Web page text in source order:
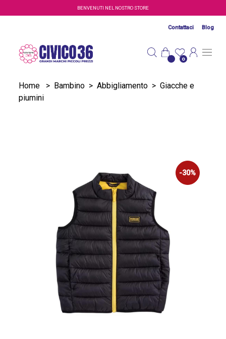
Salta al contenuto principaleBENVENUTI NEL NOSTRO STORE
Contattaci Blog
0
Home > Bambino > Abbigliamento > Giacche e
piumini
-30%